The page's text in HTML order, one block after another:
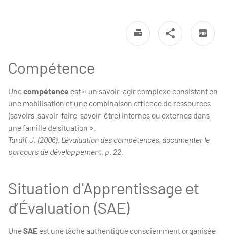
Compétence
Unecompétence est « un savoir-agir complexe consistant en
une mobilisation et une combinaison efficace de ressources
(savoirs, savoir-faire, savoir-être) internes ou externes dans
une famille de situation ».
Tardif, J. (2006). L’évaluation des compétences, documenter le
parcours de développement. p. 22.
Situation d'Apprentissage et
d’Évaluation (SAE)
UneSAEest une tâche authentique consciemment organisée